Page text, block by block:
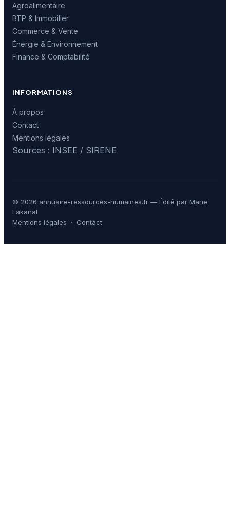
Agroalimentaire
BTP & Immobilier
Commerce & Vente
Énergie & Environnement
Finance & Comptabilité
INFORMATIONS
À propos
Contact
Mentions légales
Sources : INSEE / SIRENE
© 2026 annuaire-ressources-humaines.fr — Édité par Marie
Lakanal
Mentions légales · Contact